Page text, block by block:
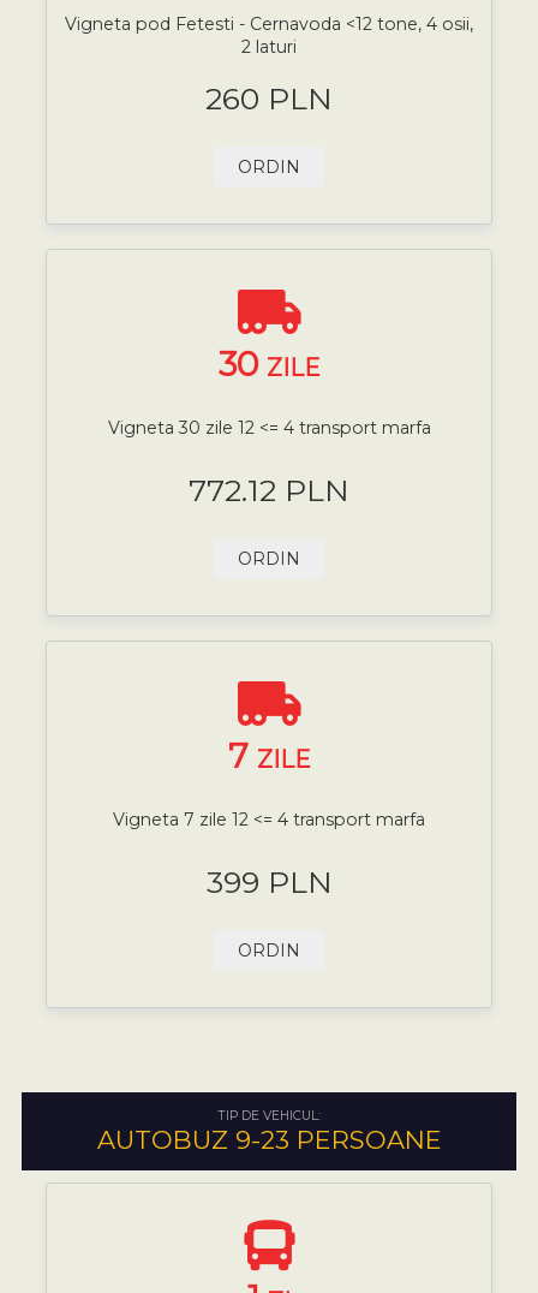
Vigneta pod Fetesti - Cernavoda <12 tone, 4 osii,
2 laturi
260 PLN
ORDIN
30 ZILE
Vigneta 30 zile 12 <= 4 transport marfa
772.12 PLN
ORDIN
7 ZILE
Vigneta 7 zile 12 <= 4 transport marfa
399 PLN
ORDIN
TIP DE VEHICUL:
AUTOBUZ 9-23 PERSOANE